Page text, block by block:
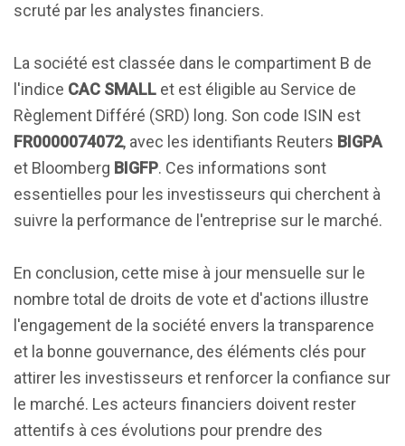
scruté par les analystes financiers.
La société est classée dans le compartiment B de
l'indice CAC SMALL et est éligible au Service de
Règlement Différé (SRD) long. Son code ISIN est
FR0000074072, avec les identifiants Reuters BIGPA
et Bloomberg BIGFP. Ces informations sont
essentielles pour les investisseurs qui cherchent à
suivre la performance de l'entreprise sur le marché.
En conclusion, cette mise à jour mensuelle sur le
nombre total de droits de vote et d'actions illustre
l'engagement de la société envers la transparence
et la bonne gouvernance, des éléments clés pour
attirer les investisseurs et renforcer la confiance sur
le marché. Les acteurs financiers doivent rester
attentifs à ces évolutions pour prendre des